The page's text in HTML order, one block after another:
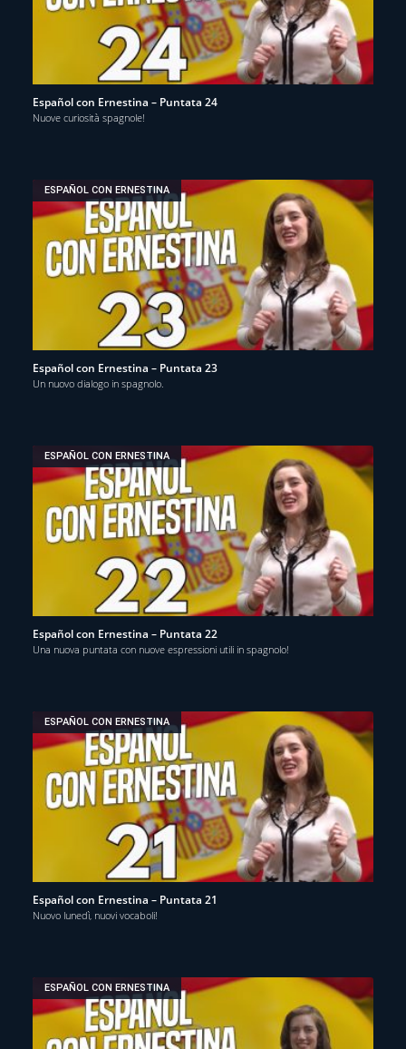
Español con Ernestina – Puntata 24
Nuove curiosità spagnole!
ESPAÑOL CON ERNESTINA
Español con Ernestina – Puntata 23
Un nuovo dialogo in spagnolo.
ESPAÑOL CON ERNESTINA
Español con Ernestina – Puntata 22
Una nuova puntata con nuove espressioni utili in spagnolo!
ESPAÑOL CON ERNESTINA
Español con Ernestina – Puntata 21
Nuovo lunedì, nuovi vocaboli!
ESPAÑOL CON ERNESTINA